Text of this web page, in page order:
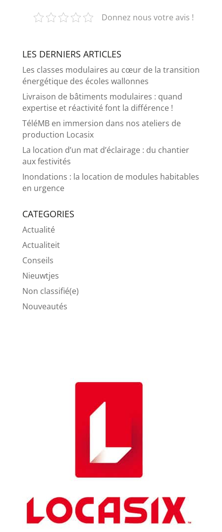
Donnez nous votre avis !
LES DERNIERS ARTICLES
Les classes modulaires au cœur de la transition
énergétique des écoles wallonnes
Livraison de bâtiments modulaires : quand
expertise et réactivité font la différence !
TéléMB en immersion dans nos ateliers de
production Locasix
La location d’un mat d’éclairage : du chantier
aux festivités
Inondations : la location de modules habitables
en urgence
CATEGORIES
Actualité
Actualiteit
Conseils
Nieuwtjes
Non classifié(e)
Nouveautés